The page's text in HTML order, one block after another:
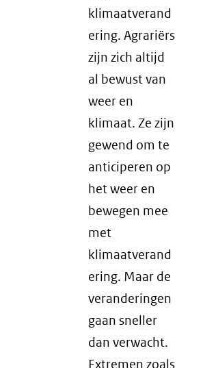
klimaatverand
ering. Agrariërs
zijn zich altijd
al bewust van
weer en
klimaat. Ze zijn
gewend om te
anticiperen op
het weer en
bewegen mee
met
klimaatverand
ering. Maar de
veranderingen
gaan sneller
dan verwacht.
Extremen zoals